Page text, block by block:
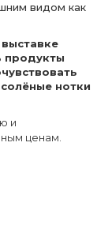
видом как
продукты
нотки
и
ценам.